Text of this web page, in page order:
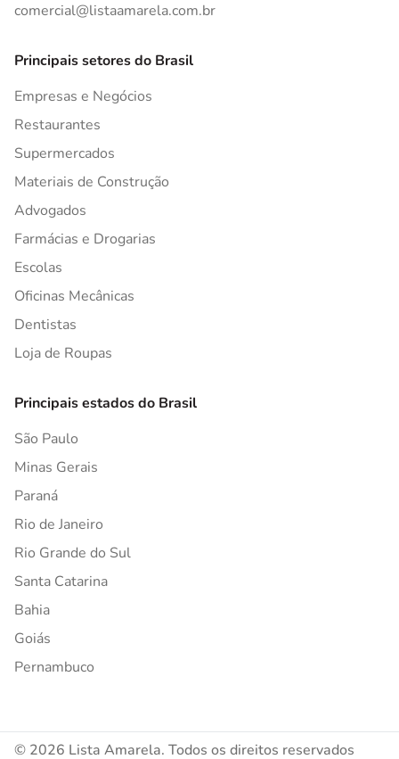
comercial@listaamarela.com.br
Principais setores do Brasil
Empresas e Negócios
Restaurantes
Supermercados
Materiais de Construção
Advogados
Farmácias e Drogarias
Escolas
Oficinas Mecânicas
Dentistas
Loja de Roupas
Principais estados do Brasil
São Paulo
Minas Gerais
Paraná
Rio de Janeiro
Rio Grande do Sul
Santa Catarina
Bahia
Goiás
Pernambuco
© 2026 Lista Amarela. Todos os direitos reservados